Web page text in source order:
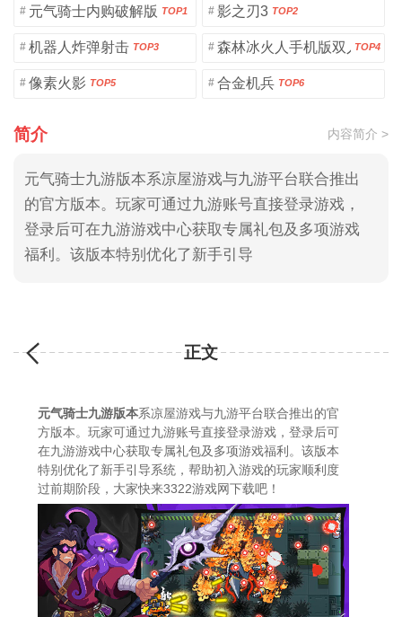
# 元气骑士内购破解版 TOP1 # 影之刃3 TOP2
# 机器人炸弹射击 TOP3 # 森林冰火人手机版双人版
TOP4
# 像素火影 TOP5 # 合金机兵 TOP6
简介 内容简介 >
元气骑士九游版本系凉屋游戏与九游平台联合推出
的官方版本。玩家可通过九游账号直接登录游戏，
登录后可在九游游戏中心获取专属礼包及多项游戏
福利。该版本特别优化了新手引导
正文
元气骑士九游版本系凉屋游戏与九游平台联合推出的官
方版本。玩家可通过九游账号直接登录游戏，登录后可
在九游游戏中心获取专属礼包及多项游戏福利。该版本
特别优化了新手引导系统，帮助初入游戏的玩家顺利度
过前期阶段，大家快来3322游戏网下载吧！